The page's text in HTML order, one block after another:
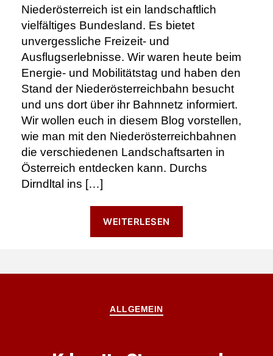
schönsten
Ecken
Niederösterreich ist ein landschaftlich
vielfältiges Bundesland. Es bietet
unvergessliche Freizeit- und
Ausflugserlebnisse. Wir waren heute beim
Energie- und Mobilitätstag und haben den
Stand der Niederösterreichbahn besucht
und uns dort über ihr Bahnnetz informiert.
Wir wollen euch in diesem Blog vorstellen,
wie man mit den Niederösterreichbahnen
die verschiedenen Landschaftsarten in
Österreich entdecken kann. Durchs
Dirndltal ins […]
WEITERLESEN
Kategorien
ALLGEMEIN